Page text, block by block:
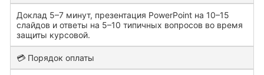
Доклад 5–7 минут, презентация PowerPoint на 10–15
слайдов и ответы на 5–10 типичных вопросов во время
защиты курсовой.
💳 Порядок оплаты